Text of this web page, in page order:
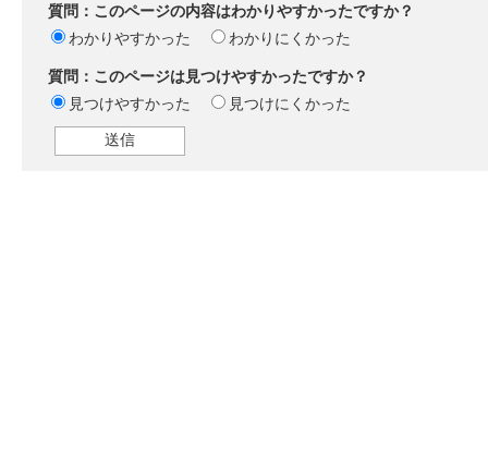
質問：このページの内容はわかりやすかったですか？
わかりやすかった
わかりにくかった
質問：このページは見つけやすかったですか？
見つけやすかった
見つけにくかった